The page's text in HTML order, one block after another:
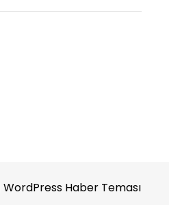
WordPress Haber Teması